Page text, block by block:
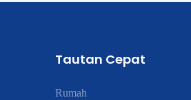
Tautan Cepat
Rumah